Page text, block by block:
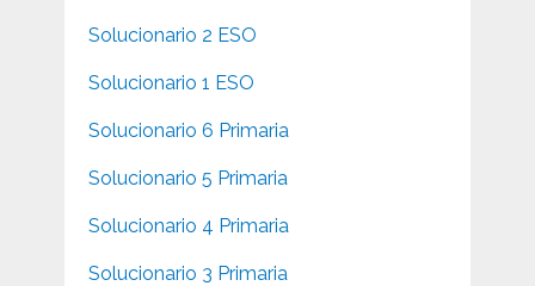
Solucionario 2 ESO
Solucionario 1 ESO
Solucionario 6 Primaria
Solucionario 5 Primaria
Solucionario 4 Primaria
Solucionario 3 Primaria